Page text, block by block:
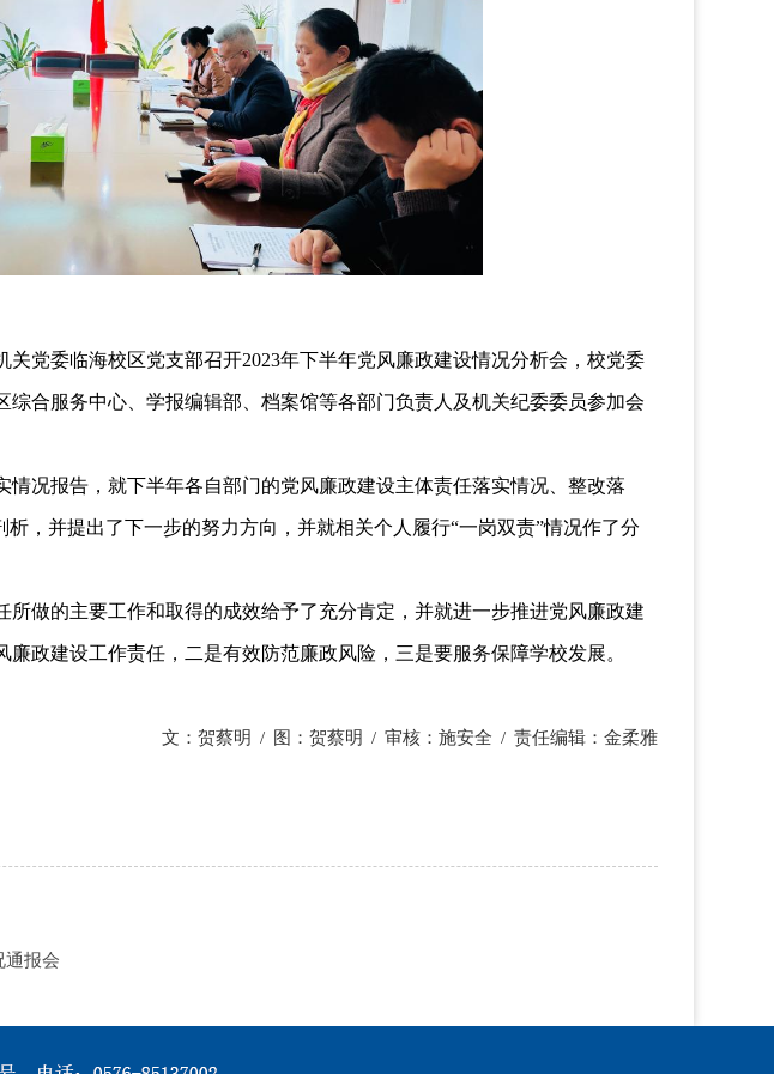
关党委临海校区党支部召开2023年下半年党风廉政建设情况分析会，校党委
合服务中心、学报编辑部、档案馆等各部门负责人及机关纪委委员参加会
况报告，就下半年各自部门的党风廉政建设主体责任落实情况、整改落
，并提出了下一步的努力方向，并就相关个人履行“一岗双责”情况作了分
做的主要工作和取得的成效给予了充分肯定，并就进一步推进党风廉政建
政建设工作责任，二是有效防范廉政风险，三是要服务保障学校发展。
文：贺蔡明 / 图：贺蔡明 / 审核：施安全 / 责任编辑：金柔雅
通报会